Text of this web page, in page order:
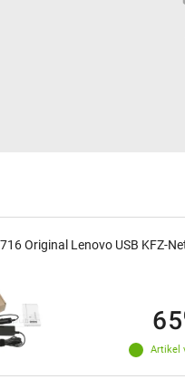
Original Lenovo USB KFZ-
Artikel
65